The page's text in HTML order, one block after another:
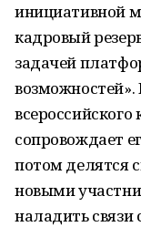
инициативной
кадровый
задачей
всероссийского
сопровождает
потом делятся
новыми
наладить